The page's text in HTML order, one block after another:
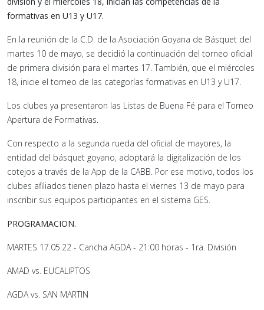
formativas en U13 y U17.
En la reunión de la C.D. de la Asociación Goyana de Básquet del
martes 10 de mayo, se decidió la continuación del torneo oficial
de primera división para el martes 17. También, que el miércoles
18, inicie el torneo de las categorías formativas en U13 y U17.
Los clubes ya presentaron las Listas de Buena Fé para el Torneo
Apertura de Formativas.
Con respecto a la segunda rueda del oficial de mayores, la
entidad del básquet goyano, adoptará la digitalización de los
cotejos a través de la App de la CABB. Por ese motivo, todos los
clubes afiliados tienen plazo hasta el viernes 13 de mayo para
inscribir sus equipos participantes en el sistema GES.
PROGRAMACION.
MARTES 17.05.22 - Cancha AGDA - 21:00 horas - 1ra. División
AMAD vs. EUCALIPTOS
AGDA vs. SAN MARTIN